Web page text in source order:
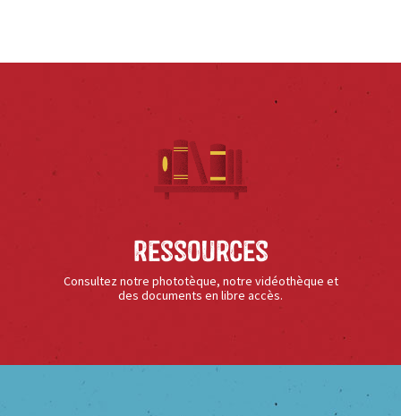
Ressources
Consultez notre phototèque, notre vidéothèque et
des documents en libre accès.